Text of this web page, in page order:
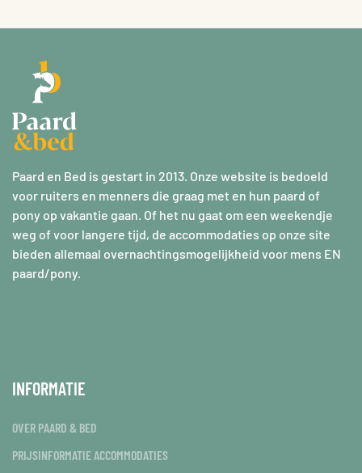
Paard en Bed is gestart in 2013. Onze website is bedoeld
voor ruiters en menners die graag met en hun paard of
pony op vakantie gaan. Of het nu gaat om een weekendje
weg of voor langere tijd, de accommodaties op onze site
bieden allemaal overnachtingsmogelijkheid voor mens EN
paard/pony.
INFORMATIE
OVER PAARD & BED
PRIJSINFORMATIE ACCOMMODATIES